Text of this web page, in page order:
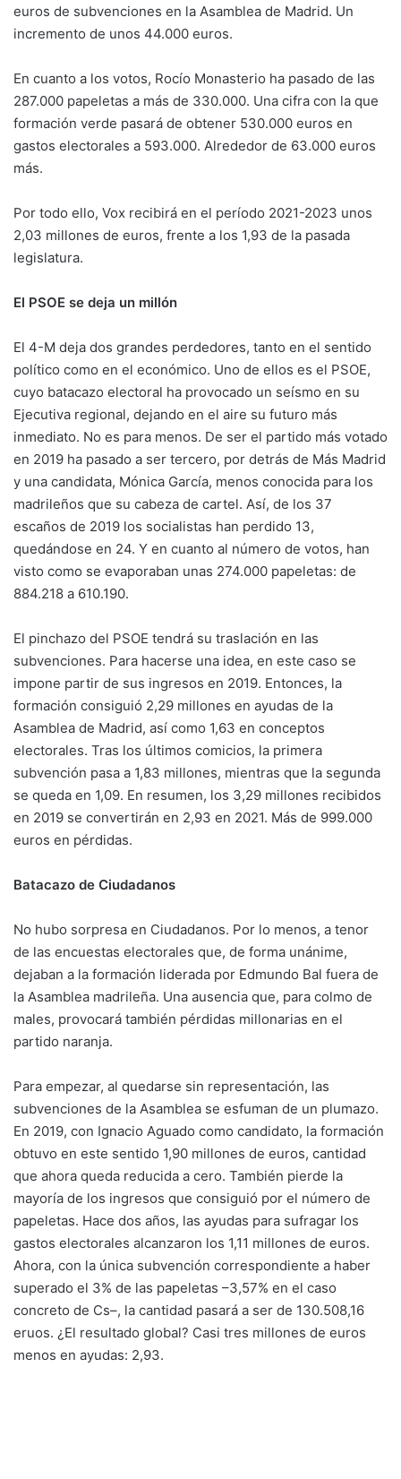
euros de subvenciones en la Asamblea de Madrid. Un
incremento de unos 44.000 euros.
En cuanto a los votos, Rocío Monasterio ha pasado de las
287.000 papeletas a más de 330.000. Una cifra con la que
formación verde pasará de obtener 530.000 euros en
gastos electorales a 593.000. Alrededor de 63.000 euros
más.
Por todo ello, Vox recibirá en el período 2021-2023 unos
2,03 millones de euros, frente a los 1,93 de la pasada
legislatura.
El PSOE se deja un millón
El 4-M deja dos grandes perdedores, tanto en el sentido
político como en el económico. Uno de ellos es el PSOE,
cuyo batacazo electoral ha provocado un seísmo en su
Ejecutiva regional, dejando en el aire su futuro más
inmediato. No es para menos. De ser el partido más votado
en 2019 ha pasado a ser tercero, por detrás de Más Madrid
y una candidata, Mónica García, menos conocida para los
madrileños que su cabeza de cartel. Así, de los 37
escaños de 2019 los socialistas han perdido 13,
quedándose en 24. Y en cuanto al número de votos, han
visto como se evaporaban unas 274.000 papeletas: de
884.218 a 610.190.
El pinchazo del PSOE tendrá su traslación en las
subvenciones. Para hacerse una idea, en este caso se
impone partir de sus ingresos en 2019. Entonces, la
formación consiguió 2,29 millones en ayudas de la
Asamblea de Madrid, así como 1,63 en conceptos
electorales. Tras los últimos comicios, la primera
subvención pasa a 1,83 millones, mientras que la segunda
se queda en 1,09. En resumen, los 3,29 millones recibidos
en 2019 se convertirán en 2,93 en 2021. Más de 999.000
euros en pérdidas.
Batacazo de Ciudadanos
No hubo sorpresa en Ciudadanos. Por lo menos, a tenor
de las encuestas electorales que, de forma unánime,
dejaban a la formación liderada por Edmundo Bal fuera de
la Asamblea madrileña. Una ausencia que, para colmo de
males, provocará también pérdidas millonarias en el
partido naranja.
Para empezar, al quedarse sin representación, las
subvenciones de la Asamblea se esfuman de un plumazo.
En 2019, con Ignacio Aguado como candidato, la formación
obtuvo en este sentido 1,90 millones de euros, cantidad
que ahora queda reducida a cero. También pierde la
mayoría de los ingresos que consiguió por el número de
papeletas. Hace dos años, las ayudas para sufragar los
gastos electorales alcanzaron los 1,11 millones de euros.
Ahora, con la única subvención correspondiente a haber
superado el 3% de las papeletas –3,57% en el caso
concreto de Cs–, la cantidad pasará a ser de 130.508,16
eruos. ¿El resultado global? Casi tres millones de euros
menos en ayudas: 2,93.